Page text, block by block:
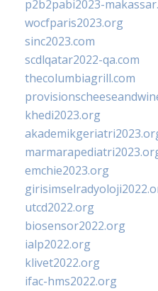
p2b2pabi2023-
wocfparis2023.org
sinc2023.com
scdlqatar2022-qa.com
thecolumbiagrill.com
khedi2023.org
emchie2023.org
utcd2022.org
biosensor2022.org
ialp2022.org
klivet2022.org
ifac-hms2022.org